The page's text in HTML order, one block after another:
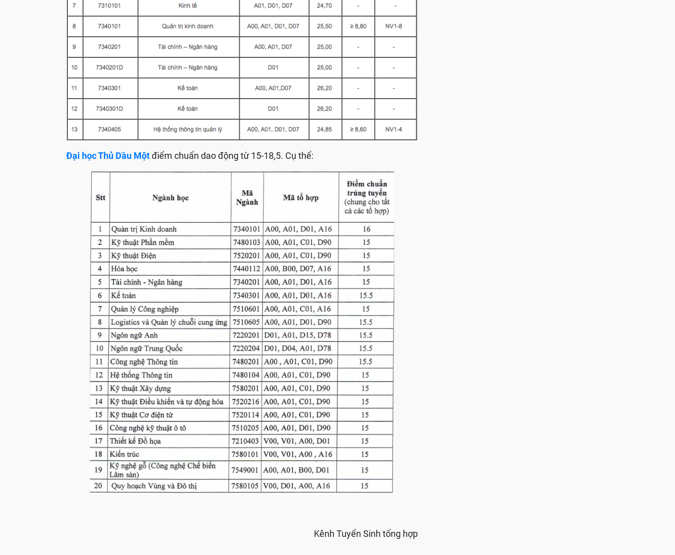
Đại học Thủ Dầu Mộtđiểm chuẩn dao động từ 15-18,5. Cụ thể:
Kênh Tuyển Sinh tổng hợp